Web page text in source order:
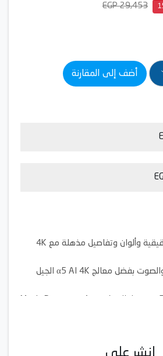
29,453 EGP
أضف إلى المقارنة
صورة UHD بدقة 4K حقيقية وألوان وتفاصيل مذهلة مع 4K
جودة محسنة للصورة والصوت بفضل معالج α5 AI 4K الجيل
انشر على